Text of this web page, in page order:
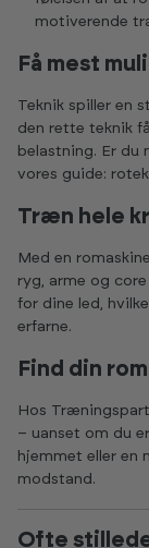
motiverende
Få mest
Teknik spiller en
den rette teknik
belastning. Er du
vores guide:
Træn hele
Med en
ryg, arme og
for dine led,
erfarne.
Find din
Hos
– uanset om du
hjemmet eller en
modstand.
Ofte stillede